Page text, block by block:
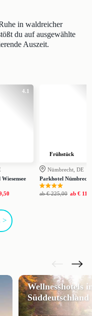
in waldreicher
du auf ausgewählte
Auszeit.
4.1
Frühstück
Nümbrecht, DE
Parkhotel Nümbrecht
ab € 225,00 ab €
>
Wellnesshotels
Süddeutschland